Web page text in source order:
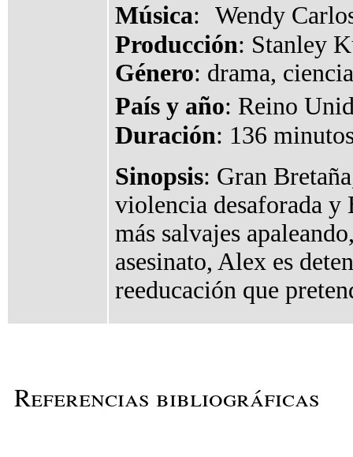
Música: Wendy
Producción: Stanley
Género: drama,
País y año: Reino
Duración: 136
Sinopsis: Gran
violencia desaforada y
más salvajes
asesinato, Alex es
reeducación que
Referencias bibliográficas